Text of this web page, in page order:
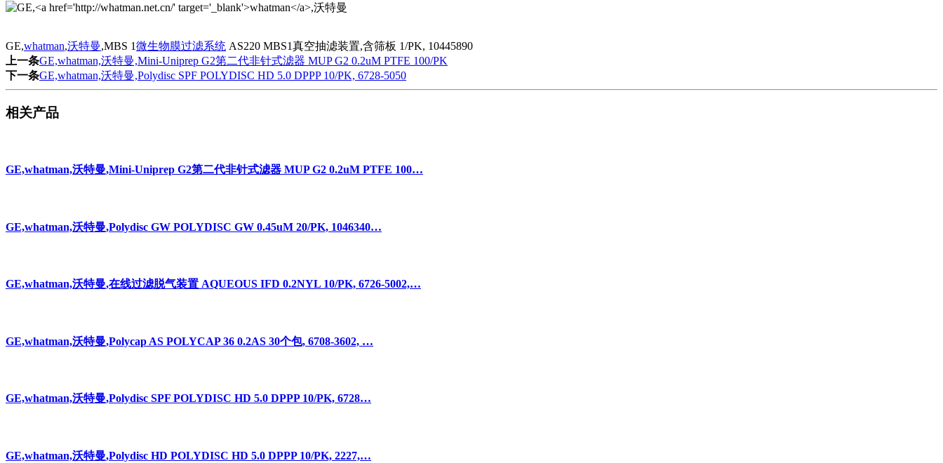
GE,whatman,沃特曼,MBS 1微生物膜过滤系统 AS220 MBS1真空抽滤装置,含筛板 1/PK, 10445890
上一条GE,whatman,沃特曼,Mini-Uniprep G2第二代非针式滤器 MUP G2 0.2uM PTFE 100/PK
下一条GE,whatman,沃特曼,Polydisc SPF POLYDISC HD 5.0 DPPP 10/PK, 6728-5050
相关产品
GE,whatman,沃特曼,Mini-Uniprep G2第二代非针式滤器 MUP G2 0.2uM PTFE 100…
GE,whatman,沃特曼,Polydisc GW POLYDISC GW 0.45uM 20/PK, 1046340…
GE,whatman,沃特曼,在线过滤脱气装置 AQUEOUS IFD 0.2NYL 10/PK, 6726-5002,…
GE,whatman,沃特曼,Polycap AS POLYCAP 36 0.2AS 30个包, 6708-3602, …
GE,whatman,沃特曼,Polydisc SPF POLYDISC HD 5.0 DPPP 10/PK, 6728…
GE,whatman,沃特曼,Polydisc HD POLYDISC HD 5.0 DPPP 10/PK, 2227,…